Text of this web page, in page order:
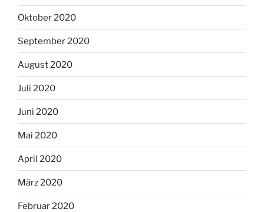
Oktober 2020
September 2020
August 2020
Juli 2020
Juni 2020
Mai 2020
April 2020
März 2020
Februar 2020